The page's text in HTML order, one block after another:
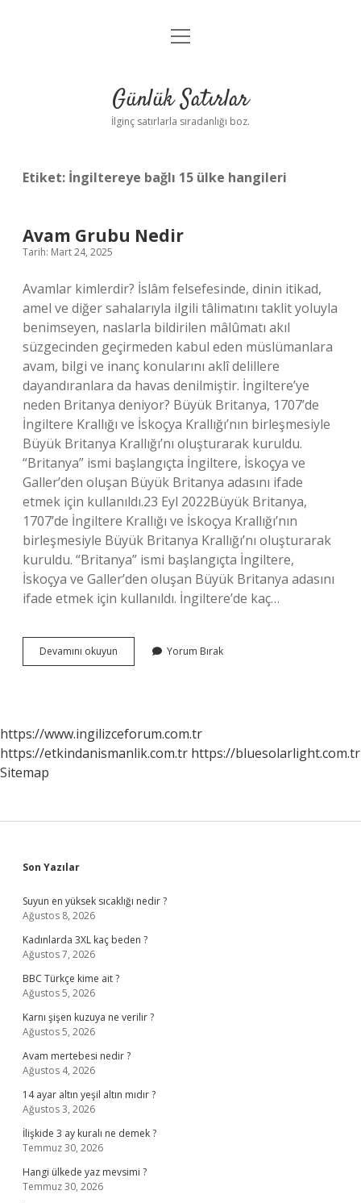
Anasayfa
Yasal Uyarı
menüyü
Günlük Satırlar
İlginç satırlarla sıradanlığı boz.
Etiket: İngiltereye bağlı 15 ülke hangileri
Avam Grubu Nedir
Tarih: Mart 24, 2025
Avamlar kimlerdir? İslâm felsefesinde, dinin itikad,
amel ve diğer sahalarıyla ilgili tâlimatını taklit yoluyla
benimseyen, naslarla bildirilen mâlûmatı akıl
süzgecinden geçirmeden kabul eden müslümanlara
avam, bilgi ve inanç konularını aklî delillere
dayandıranlara da havas denilmiştir. İngiltere’ye
neden Britanya deniyor? Büyük Britanya, 1707’de
İngiltere Krallığı ve İskoçya Krallığı’nın birleşmesiyle
Büyük Britanya Krallığı’nı oluşturarak kuruldu.
“Britanya” ismi başlangıçta İngiltere, İskoçya ve
Galler’den oluşan Büyük Britanya adasını ifade
etmek için kullanıldı.23 Eyl 2022Büyük Britanya,
1707’de İngiltere Krallığı ve İskoçya Krallığı’nın
birleşmesiyle Büyük Britanya Krallığı’nı oluşturarak
kuruldu. “Britanya” ismi başlangıçta İngiltere,
İskoçya ve Galler’den oluşan Büyük Britanya adasını
ifade etmek için kullanıldı. İngiltere’de kaç…
Devamını okuyun
Grubu
Yorum Bırak
https://www.ingilizceforum.com.tr
https://etkindanismanlik.com.tr https://bluesolarlight.com.tr
Sitemap
Sidebar
Son Yazılar
Suyun en yüksek sıcaklığı nedir ?
Ağustos 8, 2026
Kadınlarda 3XL kaç beden ?
Ağustos 7, 2026
BBC Türkçe kime ait ?
Ağustos 5, 2026
Karnı şişen kuzuya ne verilir ?
Ağustos 5, 2026
Avam mertebesi nedir ?
Ağustos 4, 2026
14 ayar altın yeşil altın mıdır ?
Ağustos 3, 2026
İlişkide 3 ay kuralı ne demek ?
Temmuz 30, 2026
Hangi ülkede yaz mevsimi ?
Temmuz 30, 2026